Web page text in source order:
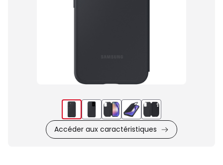
Accéder aux caractéristiques